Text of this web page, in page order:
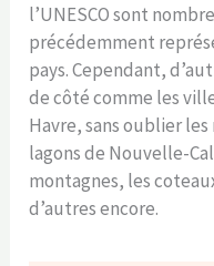
l’UNESCO sont
précédemment
pays. Cependant,
de côté comme les
Havre, sans oublier
lagons de Nouvelle-
montagnes, les
d’autres encore.